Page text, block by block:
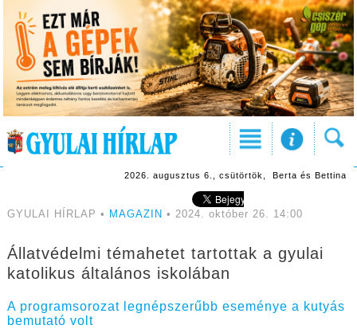
2026. augusztus 6., csütörtök, Berta és Bettina
GYULAI HÍRLAP • MAGAZIN • 2024. október 26. 14:00
Állatvédelmi témahetet tartottak a gyulai
katolikus általános iskolában
A programsorozat legnépszerűbb eseménye a kutyás
bemutató volt